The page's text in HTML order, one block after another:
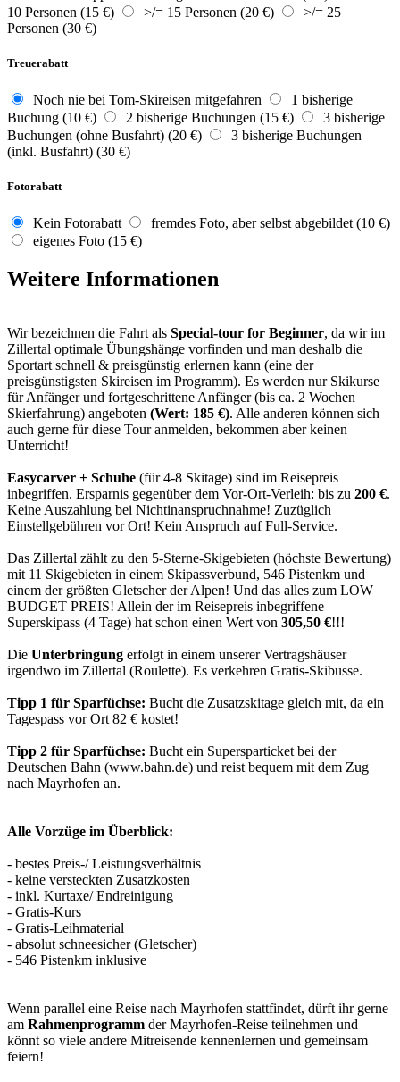
10 Personen (15 €)
>/= 15 Personen (20 €)
>/= 25
Personen (30 €)
Treuerabatt
Noch nie bei Tom-Skireisen mitgefahren
1 bisherige
Buchung (10 €)
2 bisherige Buchungen (15 €)
3 bisherige
Buchungen (ohne Busfahrt) (20 €)
3 bisherige Buchungen
(inkl. Busfahrt) (30 €)
Fotorabatt
Kein Fotorabatt
fremdes Foto, aber selbst abgebildet (10 €)
eigenes Foto (15 €)
Weitere Informationen
Wir bezeichnen die Fahrt als Special-tour for Beginner, da wir im
Zillertal optimale Übungshänge vorfinden und man deshalb die
Sportart schnell & preisgünstig erlernen kann (eine der
preisgünstigsten Skireisen im Programm). Es werden nur Skikurse
für Anfänger und fortgeschrittene Anfänger (bis ca. 2 Wochen
Skierfahrung) angeboten (Wert: 185 €). Alle anderen können sich
auch gerne für diese Tour anmelden, bekommen aber keinen
Unterricht!
Easycarver + Schuhe (für 4-8 Skitage) sind im Reisepreis
inbegriffen. Ersparnis gegenüber dem Vor-Ort-Verleih: bis zu 200 €.
Keine Auszahlung bei Nichtinanspruchnahme! Zuzüglich
Einstellgebühren vor Ort! Kein Anspruch auf Full-Service.
Das Zillertal zählt zu den 5-Sterne-Skigebieten (höchste Bewertung)
mit 11 Skigebieten in einem Skipassverbund, 546 Pistenkm und
einem der größten Gletscher der Alpen! Und das alles zum LOW
BUDGET PREIS! Allein der im Reisepreis inbegriffene
Superskipass (4 Tage) hat schon einen Wert von 305,50 €!!!
Die Unterbringung erfolgt in einem unserer Vertragshäuser
irgendwo im Zillertal (Roulette). Es verkehren Gratis-Skibusse.
Tipp 1 für Sparfüchse: Bucht die Zusatzskitage gleich mit, da ein
Tagespass vor Ort 82 € kostet!
Tipp 2 für Sparfüchse: Bucht ein Supersparticket bei der
Deutschen Bahn (www.bahn.de) und reist bequem mit dem Zug
nach Mayrhofen an.
Alle Vorzüge im Überblick:
- bestes Preis-/ Leistungsverhältnis
- keine versteckten Zusatzkosten
- inkl. Kurtaxe/ Endreinigung
- Gratis-Kurs
- Gratis-Leihmaterial
- absolut schneesicher (Gletscher)
- 546 Pistenkm inklusive
Wenn parallel eine Reise nach Mayrhofen stattfindet, dürft ihr gerne
am Rahmenprogramm der Mayrhofen-Reise teilnehmen und
könnt so viele andere Mitreisende kennenlernen und gemeinsam
feiern!